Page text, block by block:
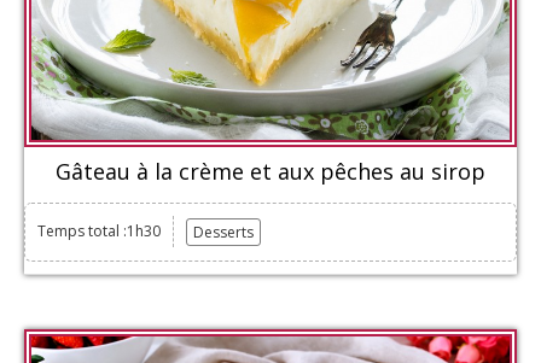
Gâteau à la crème et aux pêches au sirop
Temps total :1h30 Desserts